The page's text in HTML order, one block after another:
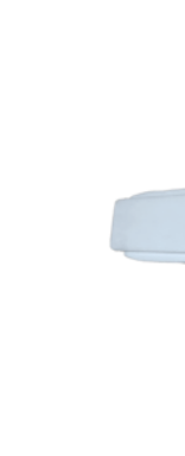
kialakításában,
Egy vasbeton
téglákat amiket
feltöltünk. A
réteget